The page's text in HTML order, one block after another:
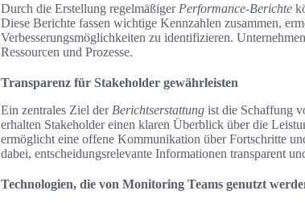
Durch die Erstellung regelmäßiger Performance-Berichte
Diese Berichte fassen wichtige Kennzahlen zusammen,
Verbesserungsmöglichkeiten zu identifizieren.
Ressourcen und Prozesse.
Transparenz für Stakeholder gewährleisten
Ein zentrales Ziel der Berichtserstattung ist die Schaffung
erhalten Stakeholder einen klaren Überblick über die
ermöglicht eine offene Kommunikation über Fortschritte
dabei, entscheidungsrelevante Informationen transparent
Technologien, die von Monitoring Teams genutzt